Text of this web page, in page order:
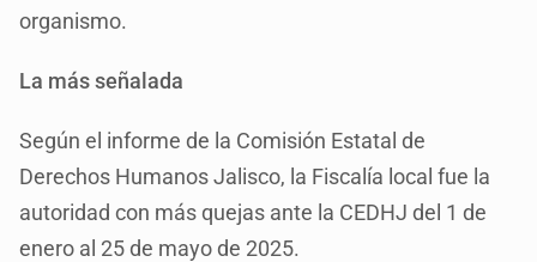
organismo.
La más señalada
Según el informe de la Comisión Estatal de
Derechos Humanos Jalisco, la Fiscalía local fue la
autoridad con más quejas ante la CEDHJ del 1 de
enero al 25 de mayo de 2025.